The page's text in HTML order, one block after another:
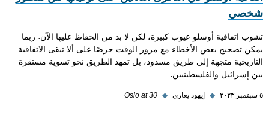
شخصي
تشوب اتفاقية أوسلو عيوب كبيرة، لكن لا بد من الحفاظ عليها الآن. ربما
يمكن تصحيح بعض الأخطاء مع مرور الوقت حرصًا على ألا تبقى الاتفاقية
التاريخية متجهة إلى طريق مسدود، بل تمهد الطريق نحو تسوية مستقرة
بين إسرائيل والفلسطينيين.
٥ سبتمبر ٢٠٢٣ ◆ إيهود يعاري ◆
Oslo at 30